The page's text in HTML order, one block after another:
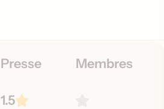
Presse
1.5
Membres